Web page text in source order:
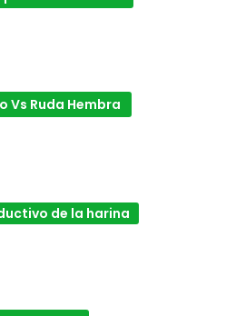
Vs Ruda Hembra
de la harina